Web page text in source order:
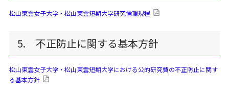
松山東雲女子大学・松山東雲短期大学研究倫理規程
5. 不正防止に関する基本方針
松山東雲女子大学・松山東雲短期大学における公的研究費の不正防止に関す
る基本方針